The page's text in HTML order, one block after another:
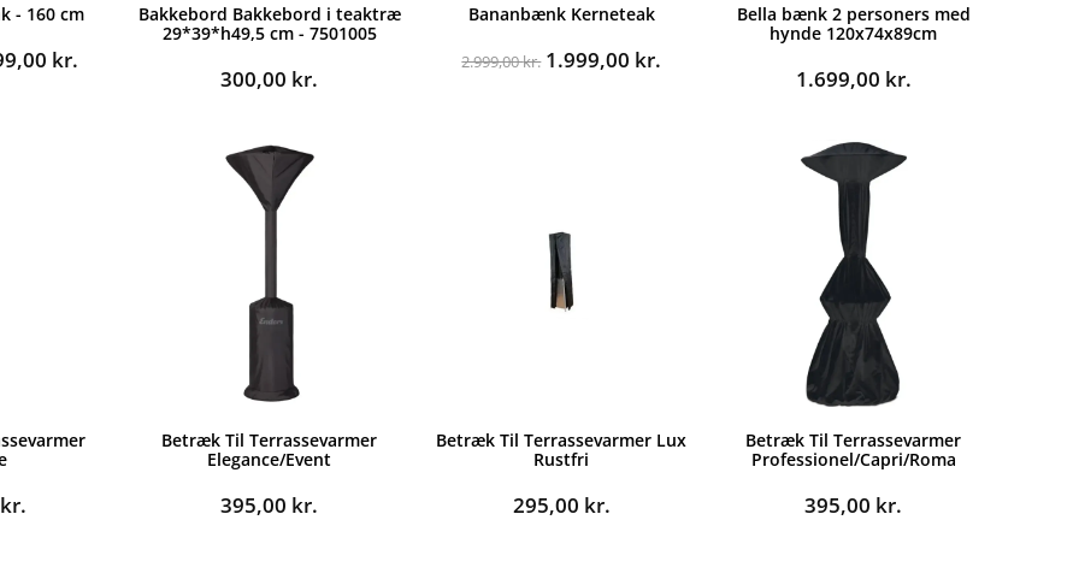
- 160 cm
kr.
Bakkebord Bakkebord i teaktræ
29*39*h49,5 cm - 7501005
300,00 kr.
Bananbænk Kerneteak
2.999,00kr. Den
1.999,00 kr.
Bella bænk 2 personers med
hynde 120x74x89cm
1.699,00 kr.
kr.
Betræk Til Terrassevarmer
Elegance/Event
395,00 kr.
Betræk Til Terrassevarmer Lux
Rustfri
295,00 kr.
Betræk Til Terrassevarmer
Professionel/Capri/Roma
395,00 kr.